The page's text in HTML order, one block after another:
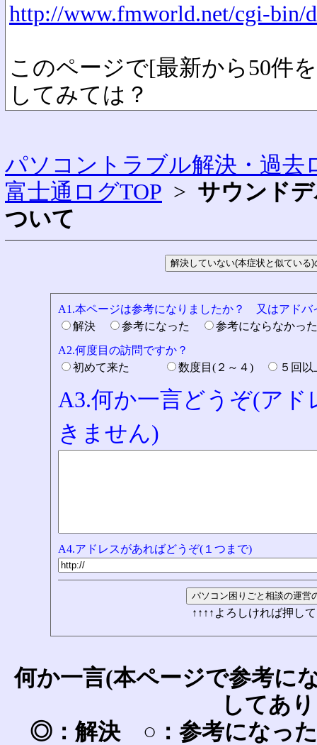
http://www.fmworld.net/cgi-bin/
このページで[最新から50件
してみては？
パソコントラブル解決・過去
富士通ログTOP > サウンド
ついて
A1.本ページは参考になりましたか？ 又はアドバ
解決
参考になった
参考にならなか
A2.何度目の訪問ですか？
初めて来た
数度目(２～４) ５回
A3.何か一言どうぞ(ア
きません)
A4.アドレスがあればどうぞ(１つまで)
↑↑↑↑よろしければ押し
何か一言(本ページで参考に
してあ
◎：解決 ○：参考になっ